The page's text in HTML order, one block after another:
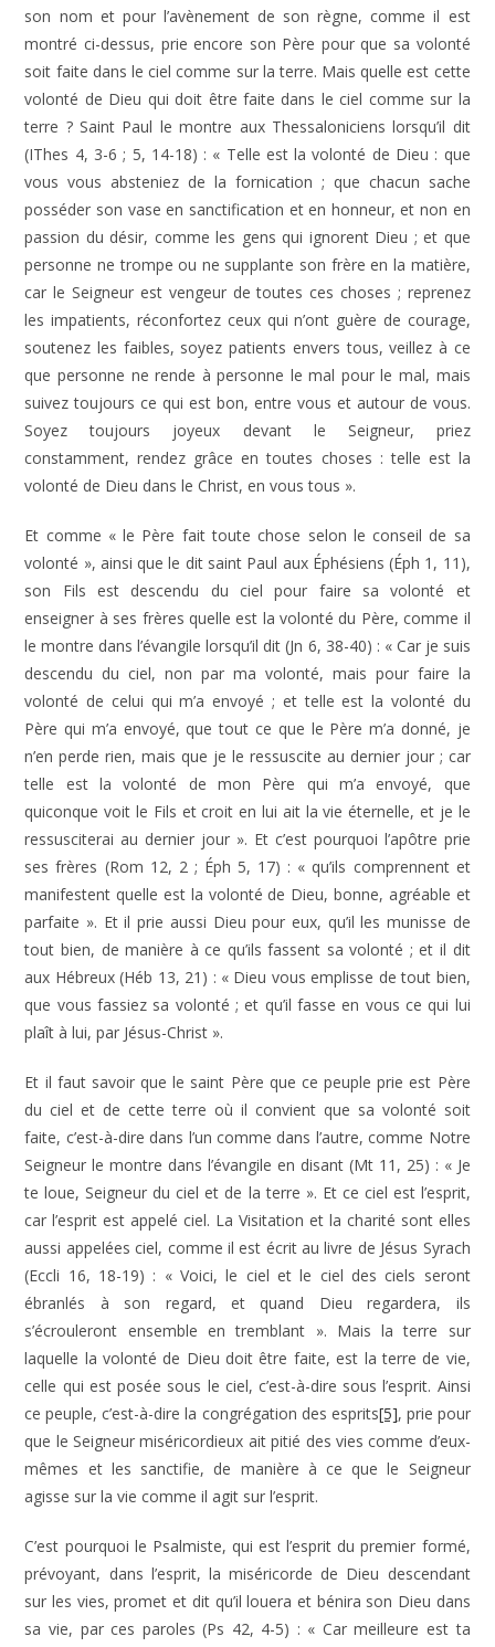
son nom et pour l’avènement de son règne, comme il est
montré ci-dessus, prie encore son Père pour que sa volonté
soit faite dans le ciel comme sur la terre. Mais quelle est cette
volonté de Dieu qui doit être faite dans le ciel comme sur la
terre ? Saint Paul le montre aux Thessaloniciens lorsqu’il dit
(IThes 4, 3-6 ; 5, 14-18) : « Telle est la volonté de Dieu : que
vous vous absteniez de la fornication ; que chacun sache
posséder son vase en sanctification et en honneur, et non en
passion du désir, comme les gens qui ignorent Dieu ; et que
personne ne trompe ou ne supplante son frère en la matière,
car le Seigneur est vengeur de toutes ces choses ; reprenez
les impatients, réconfortez ceux qui n’ont guère de courage,
soutenez les faibles, soyez patients envers tous, veillez à ce
que personne ne rende à personne le mal pour le mal, mais
suivez toujours ce qui est bon, entre vous et autour de vous.
Soyez toujours joyeux devant le Seigneur, priez
constamment, rendez grâce en toutes choses : telle est la
volonté de Dieu dans le Christ, en vous tous ».
Et comme « le Père fait toute chose selon le conseil de sa
volonté », ainsi que le dit saint Paul aux Éphésiens (Éph 1, 11),
son Fils est descendu du ciel pour faire sa volonté et
enseigner à ses frères quelle est la volonté du Père, comme il
le montre dans l’évangile lorsqu’il dit (Jn 6, 38-40) : « Car je suis
descendu du ciel, non par ma volonté, mais pour faire la
volonté de celui qui m’a envoyé ; et telle est la volonté du
Père qui m’a envoyé, que tout ce que le Père m’a donné, je
n’en perde rien, mais que je le ressuscite au dernier jour ; car
telle est la volonté de mon Père qui m’a envoyé, que
quiconque voit le Fils et croit en lui ait la vie éternelle, et je le
ressusciterai au dernier jour ». Et c’est pourquoi l’apôtre prie
ses frères (Rom 12, 2 ; Éph 5, 17) : « qu’ils comprennent et
manifestent quelle est la volonté de Dieu, bonne, agréable et
parfaite ». Et il prie aussi Dieu pour eux, qu’il les munisse de
tout bien, de manière à ce qu’ils fassent sa volonté ; et il dit
aux Hébreux (Héb 13, 21) : « Dieu vous emplisse de tout bien,
que vous fassiez sa volonté ; et qu’il fasse en vous ce qui lui
plaît à lui, par Jésus-Christ ».
Et il faut savoir que le saint Père que ce peuple prie est Père
du ciel et de cette terre où il convient que sa volonté soit
faite, c’est-à-dire dans l’un comme dans l’autre, comme Notre
Seigneur le montre dans l’évangile en disant (Mt 11, 25) : « Je
te loue, Seigneur du ciel et de la terre ». Et ce ciel est l’esprit,
car l’esprit est appelé ciel. La Visitation et la charité sont elles
aussi appelées ciel, comme il est écrit au livre de Jésus Syrach
(Eccli 16, 18-19) : « Voici, le ciel et le ciel des ciels seront
ébranlés à son regard, et quand Dieu regardera, ils
s’écrouleront ensemble en tremblant ». Mais la terre sur
laquelle la volonté de Dieu doit être faite, est la terre de vie,
celle qui est posée sous le ciel, c’est-à-dire sous l’esprit. Ainsi
ce peuple, c’est-à-dire la congrégation des esprits[5], prie pour
que le Seigneur miséricordieux ait pitié des vies comme d’eux-
mêmes et les sanctifie, de manière à ce que le Seigneur
agisse sur la vie comme il agit sur l’esprit.
C’est pourquoi le Psalmiste, qui est l’esprit du premier formé,
prévoyant, dans l’esprit, la miséricorde de Dieu descendant
sur les vies, promet et dit qu’il louera et bénira son Dieu dans
sa vie, par ces paroles (Ps 42, 4-5) : « Car meilleure est ta